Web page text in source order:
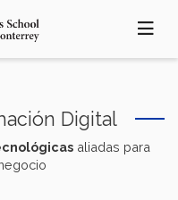
Digital
aliadas para